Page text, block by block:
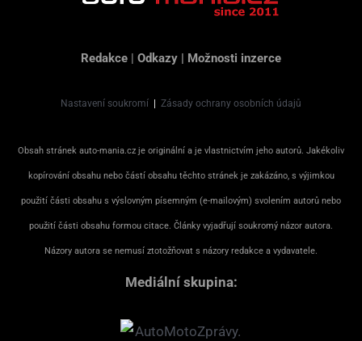
Redakce | Odkazy | Možnosti inzerce
Nastavení soukromí | Zásady ochrany osobních údajů
Obsah stránek auto-mania.cz je originální a je vlastnictvím jeho autorů. Jakékoliv
kopírování obsahu nebo částí obsahu těchto stránek je zakázáno, s výjimkou
použití části obsahu s výslovným písemným (e-mailovým) svolením autorů nebo
použití části obsahu formou citace. Články vyjadřují soukromý názor autora.
Názory autora se nemusí ztotožňovat s názory redakce a vydavatele.
Mediální skupina: